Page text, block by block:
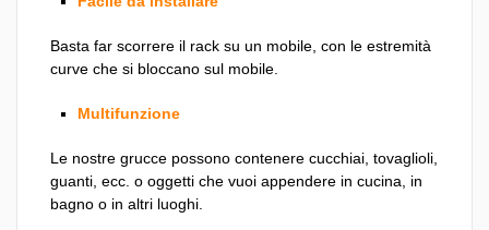
Basta far scorrere il rack su un mobile, con le estremità
curve che si bloccano sul mobile.
Multifunzione
Le nostre grucce possono contenere cucchiai, tovaglioli,
guanti, ecc. o oggetti che vuoi appendere in cucina, in
bagno o in altri luoghi.